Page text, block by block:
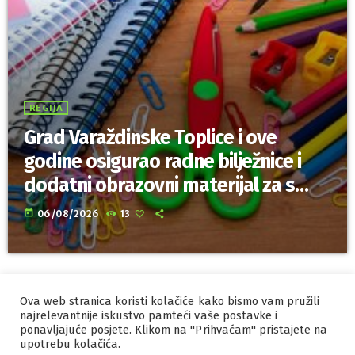
REGIJA
Grad Varaždinske Toplice i ove
godine osigurao radne bilježnice i
dodatni obrazovni materijal za sve
osnovnoškolce
today 06/08/2026 13
IZRADA I HOSTINGORBIS
MARKETING
PRAVILA PRIVATNOSTI
Ova web stranica koristi kolačiće kako bismo vam pružili
najrelevantnije iskustvo pamteći vaše postavke i
ponavljajuće posjete. Klikom na "Prihvaćam" pristajete na
upotrebu kolačića.